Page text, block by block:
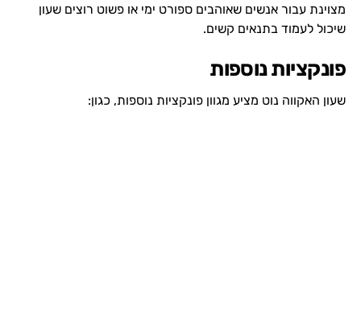
מצוינת עבור אנשים שאוהבים ספורט ימי או פשוט רוצים שעון
שיכול לעמוד בתנאים קשים.
פונקציות נוספות
שעון האקווה נוט מציע מגוון פונקציות נוספות, כגון: